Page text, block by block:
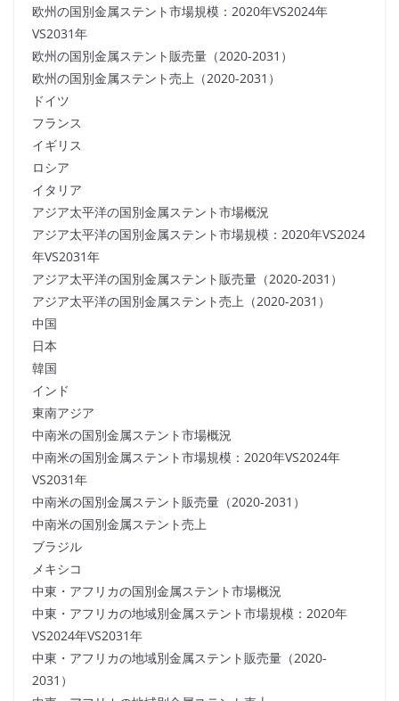
欧州の国別金属ステント市場規模：2020年VS2024年
VS2031年
欧州の国別金属ステント販売量（2020-2031）
欧州の国別金属ステント売上（2020-2031）
ドイツ
フランス
イギリス
ロシア
イタリア
アジア太平洋の国別金属ステント市場概況
アジア太平洋の国別金属ステント市場規模：2020年VS2024
年VS2031年
アジア太平洋の国別金属ステント販売量（2020-2031）
アジア太平洋の国別金属ステント売上（2020-2031）
中国
日本
韓国
インド
東南アジア
中南米の国別金属ステント市場概況
中南米の国別金属ステント市場規模：2020年VS2024年
VS2031年
中南米の国別金属ステント販売量（2020-2031）
中南米の国別金属ステント売上
ブラジル
メキシコ
中東・アフリカの国別金属ステント市場概況
中東・アフリカの地域別金属ステント市場規模：2020年
VS2024年VS2031年
中東・アフリカの地域別金属ステント販売量（2020-
2031）